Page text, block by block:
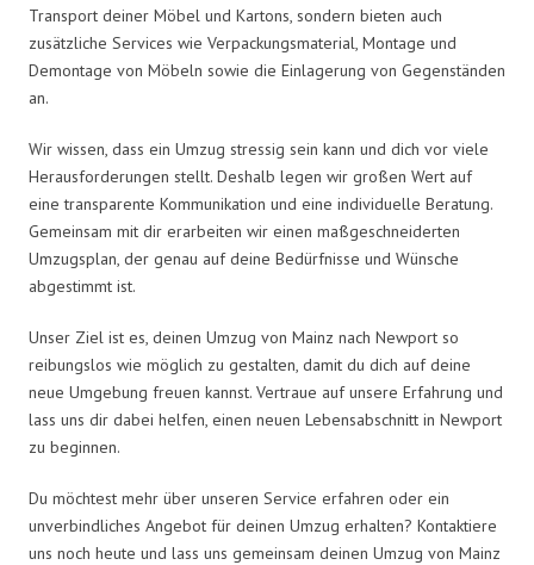
Transport deiner Möbel und Kartons, sondern bieten auch
zusätzliche Services wie Verpackungsmaterial, Montage und
Demontage von Möbeln sowie die Einlagerung von Gegenständen
an.
Wir wissen, dass ein Umzug stressig sein kann und dich vor viele
Herausforderungen stellt. Deshalb legen wir großen Wert auf
eine transparente Kommunikation und eine individuelle Beratung.
Gemeinsam mit dir erarbeiten wir einen maßgeschneiderten
Umzugsplan, der genau auf deine Bedürfnisse und Wünsche
abgestimmt ist.
Unser Ziel ist es, deinen Umzug von Mainz nach Newport so
reibungslos wie möglich zu gestalten, damit du dich auf deine
neue Umgebung freuen kannst. Vertraue auf unsere Erfahrung und
lass uns dir dabei helfen, einen neuen Lebensabschnitt in Newport
zu beginnen.
Du möchtest mehr über unseren Service erfahren oder ein
unverbindliches Angebot für deinen Umzug erhalten? Kontaktiere
uns noch heute und lass uns gemeinsam deinen Umzug von Mainz